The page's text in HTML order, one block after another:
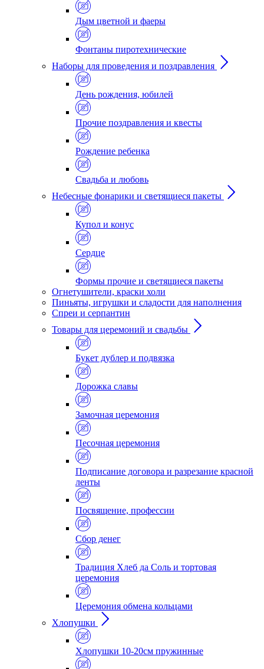
Дым цветной и фаеры
Фонтаны пиротехнические
Наборы для проведения и поздравления
День рождения, юбилей
Прочие поздравления и квесты
Рождение ребенка
Свадьба и любовь
Небесные фонарики и светящиеся пакеты
Купол и конус
Сердце
Формы прочие и светящиеся пакеты
Огнетушители, краски холи
Пиньяты, игрушки и сладости для наполнения
Спреи и серпантин
Товары для церемоний и свадьбы
Букет дублер и подвязка
Дорожка славы
Замочная церемония
Песочная церемония
Подписание договора и разрезание красной
ленты
Посвящение, профессии
Сбор денег
Традиция Хлеб да Соль и тортовая
церемония
Церемония обмена кольцами
Хлопушки
Хлопушки 10-20см пружинные